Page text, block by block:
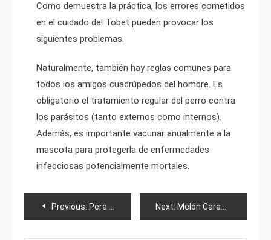
Como demuestra la práctica, los errores cometidos
en el cuidado del Tobet pueden provocar los
siguientes problemas.
Naturalmente, también hay reglas comunes para
todos los amigos cuadrúpedos del hombre. Es
obligatorio el tratamiento regular del perro contra
los parásitos (tanto externos como internos).
Además, es importante vacunar anualmente a la
mascota para protegerla de enfermedades
infecciosas potencialmente mortales.
Post
navigation
Previous: Pera Chusovaya Next: Melón Caramel